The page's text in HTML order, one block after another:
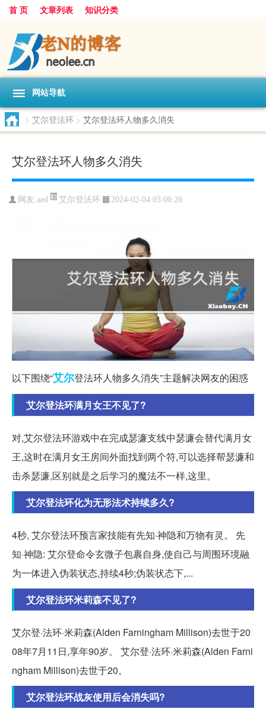
首 页 文章列表 知识分类
网站导航
> 艾尔登法环 > 艾尔登法环人物多久消失
艾尔登法环人物多久消失
网友:aed 艾尔登法环 2024-02-04 03:00:28
以下围绕“艾尔登法环人物多久消失”主题解决网友的困惑
艾尔登法环满月女王不见了?
对,艾尔登法环游戏中在完成瑟濂支线中瑟濂会替代满月女
王,这时在满月女王房间外面找到两个符,可以选择帮瑟濂和
击杀瑟濂,区别就是之后学习的魔法不一样,这里。
艾尔登法环化为无形法术持续多久?
4秒, 艾尔登法环预言家技能有先知·神隐和万物有灵。 先
知·神隐: 艾尔登命令玄微子包裹自身,使自己与周围环境融
为一体进入伪装状态,持续4秒;伪装状态下,...
艾尔登法环米莉森不见了?
艾尔登·法环·米莉森(Alden Farningham Millison)去世于20
08年7月11日,享年90岁。 艾尔登·法环·米莉森(Alden Farni
ngham Millison)去世于20。
艾尔登法环战灰使用后会消失吗?